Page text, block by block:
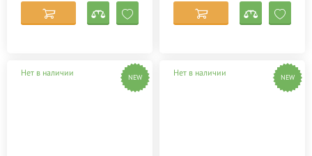
Нет в наличии NEW Нет в наличии NEW